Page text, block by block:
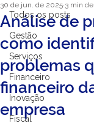
Todos os posts
Gestão
Serviços
Financeiro
Inovação
Fiscal
Análise de
como
problemas
financeiro
empresa
30 de jun. de 2025 3 min